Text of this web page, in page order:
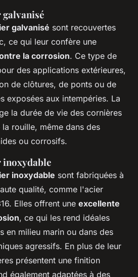
galvanisé
galvanisé sont recouvertes
ce qui leur confère une
la corrosion. Ce type de
des applications extérieures,
de clôtures, de ponts ou de
exposées aux intempéries. La
la durée de vie des cornières
rouille, même dans des
ou corrosifs.
inoxydable
inoxydable sont fabriquées à
qualité, comme l'acier
Elles offrent une excellente
, ce qui les rend idéales
en milieu marin ou dans des
agressifs. En plus de leur
présentent une finition
également adaptées à des